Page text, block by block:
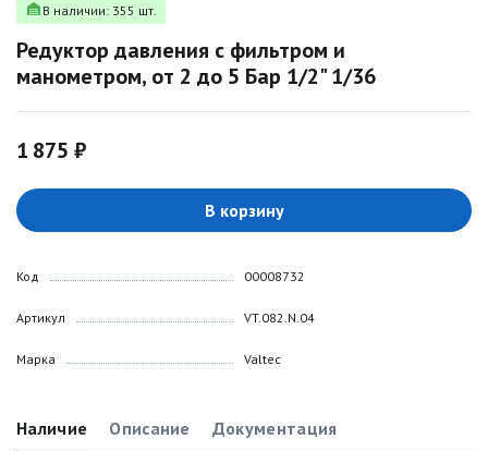
В наличии: 355 шт.
Редуктор давления с фильтром и
манометром, от 2 до 5 Бар 1/2" 1/36
1 875 ₽
В корзину
Код
Артикул
Марка
00008732
VT.082.N.04
Valtec
Наличие Описание Документация